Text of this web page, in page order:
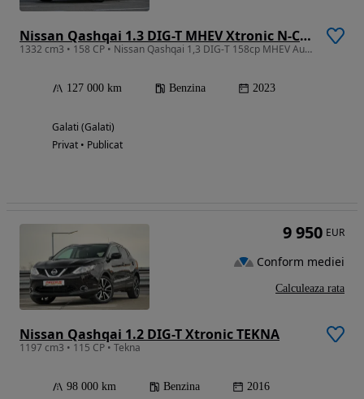
Nissan Qashqai 1.3 DIG-T MHEV Xtronic N-Connecta
1332 cm3 • 158 CP • Nissan Qashqai 1,3 DIG-T 158cp MHEV Automata 2023 Mild-Hibrid
127 000 km Benzina 2023
Galati (Galati)
Privat • Publicat
Nissan Qashqai 1.2 DIG-T Xtronic TEKNA
1197 cm3 • 115 CP • Tekna
98 000 km Benzina 2016
9 950 EUR
Conform mediei
Calculeaza rata